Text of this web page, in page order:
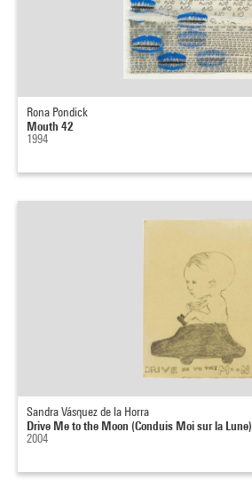
Rona Pondick
Mouth 42
1994
Sandra Vásquez de la Horra
Drive Me to the Moon (Conduis Moi sur la Lune)
2004